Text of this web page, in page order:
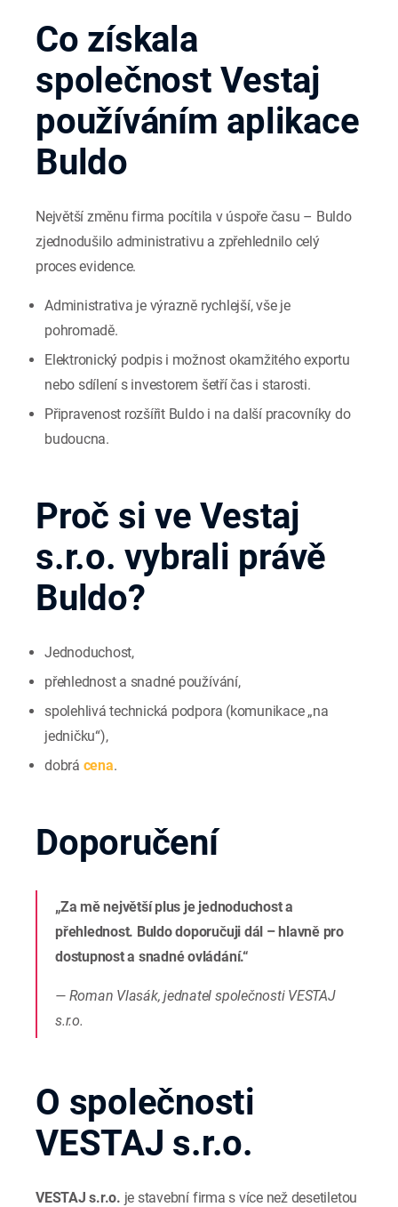
Co získala
společnost Vestaj
používáním aplikace
Buldo
Největší změnu firma pocítila v úspoře času – Buldo
zjednodušilo administrativu a zpřehlednilo celý
proces evidence.
Administrativa je výrazně rychlejší, vše je
pohromadě.
Elektronický podpis i možnost okamžitého exportu
nebo sdílení s investorem šetří čas i starosti.
Připravenost rozšířit Buldo i na další pracovníky do
budoucna.
Proč si ve Vestaj
s.r.o. vybrali právě
Buldo?
Jednoduchost,
přehlednost a snadné používání,
spolehlivá technická podpora (komunikace „na
jedničku“),
dobrá cena.
Doporučení
„Za mě největší plus je jednoduchost a
přehlednost. Buldo doporučuji dál – hlavně pro
dostupnost a snadné ovládání.“
— Roman Vlasák, jednatel společnosti VESTAJ
s.r.o.
O společnosti
VESTAJ s.r.o.
VESTAJ s.r.o. je stavební firma s více než desetiletou